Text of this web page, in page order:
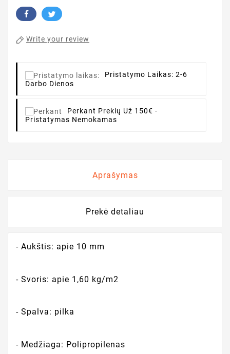
Write your review
Pristatymo Laikas: 2-6
Darbo Dienos
Perkant Prekių Už 150€ -
Pristatymas Nemokamas
Aprašymas
Prekė detaliau
- Aukštis: apie 10 mm
- Svoris: apie 1,60 kg/m2
- Spalva: pilka
- Medžiaga: Polipropilenas